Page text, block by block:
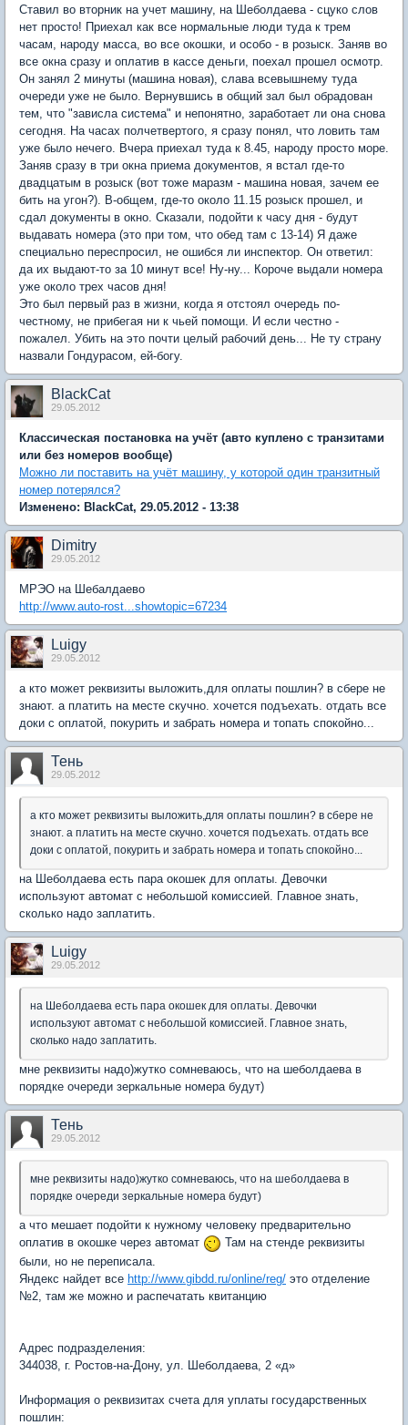
Ставил во вторник на учет машину, на Шеболдаева - сцуко слов
нет просто! Приехал как все нормальные люди туда к трем
часам, народу масса, во все окошки, и особо - в розыск. Заняв во
все окна сразу и оплатив в кассе деньги, поехал прошел осмотр.
Он занял 2 минуты (машина новая), слава всевышнему туда
очереди уже не было. Вернувшись в общий зал был обрадован
тем, что "зависла система" и непонятно, заработает ли она снова
сегодня. На часах полчетвертого, я сразу понял, что ловить там
уже было нечего. Вчера приехал туда к 8.45, народу просто море.
Заняв сразу в три окна приема документов, я встал где-то
двадцатым в розыск (вот тоже маразм - машина новая, зачем ее
бить на угон?). В-общем, где-то около 11.15 розыск прошел, и
сдал документы в окно. Сказали, подойти к часу дня - будут
выдавать номера (это при том, что обед там с 13-14) Я даже
специально переспросил, не ошибся ли инспектор. Он ответил:
да их выдают-то за 10 минут все! Ну-ну... Короче выдали номера
уже около трех часов дня!
Это был первый раз в жизни, когда я отстоял очередь по-
честному, не прибегая ни к чьей помощи. И если честно -
пожалел. Убить на это почти целый рабочий день... Не ту страну
назвали Гондурасом, ей-богу.
BlackCat
29.05.2012
Классическая постановка на учёт (авто куплено с транзитами
или без номеров вообще)
Можно ли поставить на учёт машину, у которой один транзитный
номер потерялся?
Изменено: BlackCat, 29.05.2012 - 13:38
Dimitry
29.05.2012
МРЭО на Шебалдаево
http://www.auto-rost...showtopic=67234
Luigy
29.05.2012
а кто может реквизиты выложить,для оплаты пошлин? в сбере не
знают. а платить на месте скучно. хочется подъехать. отдать все
доки с оплатой, покурить и забрать номера и топать спокойно...
Тень
29.05.2012
а кто может реквизиты выложить,для оплаты пошлин? в сбере не
знают. а платить на месте скучно. хочется подъехать. отдать все
доки с оплатой, покурить и забрать номера и топать спокойно...
на Шеболдаева есть пара окошек для оплаты. Девочки
используют автомат с небольшой комиссией. Главное знать,
сколько надо заплатить.
Luigy
29.05.2012
на Шеболдаева есть пара окошек для оплаты. Девочки
используют автомат с небольшой комиссией. Главное знать,
сколько надо заплатить.
мне реквизиты надо)жутко сомневаюсь, что на шеболдаева в
порядке очереди зеркальные номера будут)
Тень
29.05.2012
мне реквизиты надо)жутко сомневаюсь, что на шеболдаева в
порядке очереди зеркальные номера будут)
а что мешает подойти к нужному человеку предварительно
оплатив в окошке через автомат
Там на стенде реквизиты
были, но не переписала.
Яндекс найдет все http://www.gibdd.ru/online/reg/ это отделение
№2, там же можно и распечатать квитанцию
Адрес подразделения:
344038, г. Ростов-на-Дону, ул. Шеболдаева, 2 «д»
Информация о реквизитах счета для уплаты государственных
пошлин: